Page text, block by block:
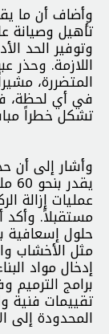
تأهيل وصيانة
وتوفير الحد
اللازمة. وحذر
المتضررة،
في أي لحظة،
تشكل خطراً
وأشار إلى أن
عمليات إزالة
مستقبلاً. وأكد
حلول إسعافية
مثل الأخشاب
إدخال مواد
برامج
تقييمات فنية
المحدودة إلى